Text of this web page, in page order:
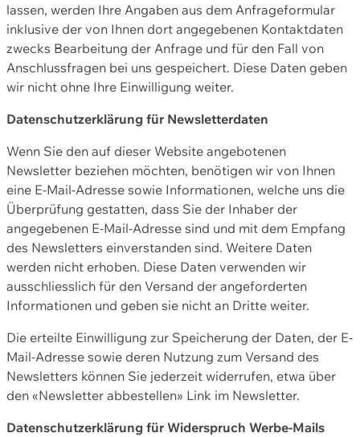
lassen, werden Ihre Angaben aus dem Anfrageformular
inklusive der von Ihnen dort angegebenen Kontaktdaten
zwecks Bearbeitung der Anfrage und für den Fall von
Anschlussfragen bei uns gespeichert. Diese Daten geben
wir nicht ohne Ihre Einwilligung weiter.
Datenschutzerklärung für Newsletterdaten
Wenn Sie den auf dieser Website angebotenen
Newsletter beziehen möchten, benötigen wir von Ihnen
eine E-Mail-Adresse sowie Informationen, welche uns die
Überprüfung gestatten, dass Sie der Inhaber der
angegebenen E-Mail-Adresse sind und mit dem Empfang
des Newsletters einverstanden sind. Weitere Daten
werden nicht erhoben. Diese Daten verwenden wir
ausschliesslich für den Versand der angeforderten
Informationen und geben sie nicht an Dritte weiter.
Die erteilte Einwilligung zur Speicherung der Daten, der E-
Mail-Adresse sowie deren Nutzung zum Versand des
Newsletters können Sie jederzeit widerrufen, etwa über
den «Newsletter abbestellen» Link im Newsletter.
Datenschutzerklärung für Widerspruch Werbe-Mails